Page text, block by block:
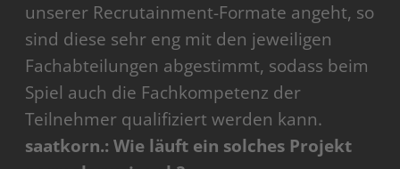
unserer Recrutainment-Formate angeht, so
sind diese sehr eng mit den jeweiligen
Fachabteilungen abgestimmt, sodass beim
Spiel auch die Fachkompetenz der
Teilnehmer qualifiziert werden kann.
saatkorn.: Wie läuft ein solches Projekt